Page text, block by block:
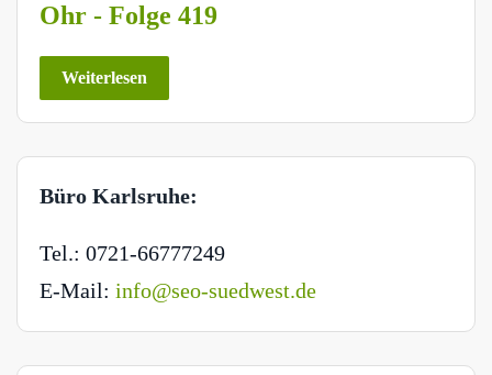
Ohr - Folge 419
Weiterlesen
Büro Karlsruhe:
Tel.: 0721-66777249
E-Mail: info@seo-suedwest.de